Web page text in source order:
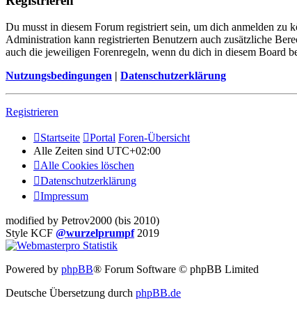
Du musst in diesem Forum registriert sein, um dich anmelden
Administration kann registrierten Benutzern auch zusätzliche
auch die jeweiligen Forenregeln, wenn du dich in diesem Board
Nutzungsbedingungen | Datenschutzerklärung
Registrieren
Startseite Portal Foren-Übersicht
Alle Zeiten sind UTC+02:00
Alle Cookies löschen
Datenschutzerklärung
Impressum
modified by Petrov2000 (bis 2010)
Style KCF @wurzelprumpf2019
Powered by phpBB® Forum Software © phpBB Limited
Deutsche Übersetzung durch phpBB.de